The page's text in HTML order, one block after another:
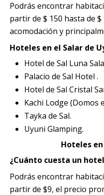
Podrás encontrar
partir de $ 150 hasta de
acomodación y
Hoteles en el Salar de
Hotel de Sal Luna
Palacio de Sal Hotel .
Hotel de Sal Cristal
Kachi Lodge (Domos
Tayka de Sal.
Uyuni Glamping.
Hoteles
¿Cuánto cuesta un
Podrás encontrar
partir de $9, el precio